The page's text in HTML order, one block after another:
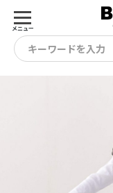
メニュー
キーワードを入力